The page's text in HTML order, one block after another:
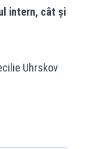
intern, cât și
Uhrskov